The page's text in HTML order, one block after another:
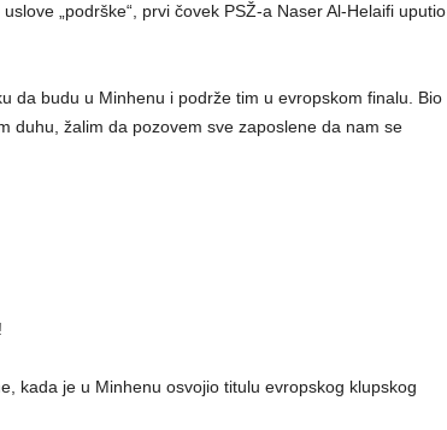
„podrške“, prvi čovek PSŽ-a Naser Al-Helaifi uputio
da budu u Minhenu i podrže tim u evropskom finalu. Bio
duhu, žalim da pozovem sve zaposlene da nam se
kada je u Minhenu osvojio titulu evropskog klupskog